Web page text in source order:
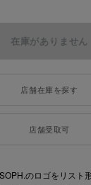
店舗在庫を探す
店舗受取可
のロゴをリスト